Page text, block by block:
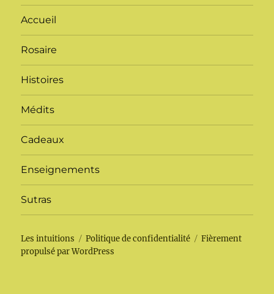
Accueil
Rosaire
Histoires
Médits
Cadeaux
Enseignements
Sutras
Les intuitions Politique de confidentialité
Fièrement
propulsé par WordPress